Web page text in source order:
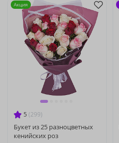
5 (299)
Букет из 25 разноцветных
кенийских роз
Акция